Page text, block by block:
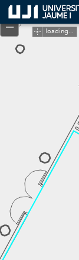
loading...
+
–